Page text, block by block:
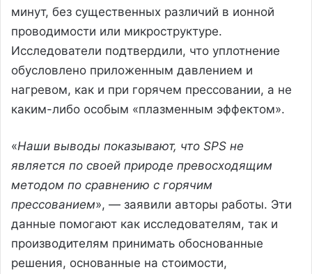
минут, без существенных различий в ионной
проводимости или микроструктуре.
Исследователи подтвердили, что уплотнение
обусловлено приложенным давлением и
нагревом, как и при горячем прессовании, а не
каким-либо особым «плазменным эффектом».
«Наши выводы показывают, что SPS не
является по своей природе превосходящим
методом по сравнению с горячим
прессованием», — заявили авторы работы. Эти
данные помогают как исследователям, так и
производителям принимать обоснованные
решения, основанные на стоимости,